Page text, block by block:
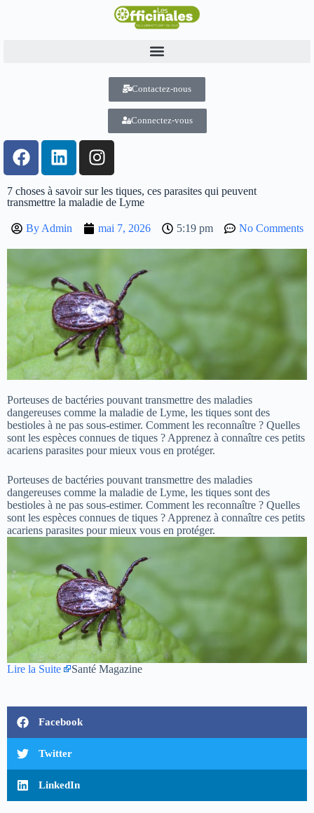
Contactez-nous
Connectez-vous
7 choses à savoir sur les tiques, ces parasites qui peuvent
transmettre la maladie de Lyme
ByAdmin mai 7, 2026 5:19 pm No Comments
Porteuses de bactéries pouvant transmettre des maladies
dangereuses comme la maladie de Lyme, les tiques sont des
bestioles à ne pas sous-estimer. Comment les reconnaître ? Quelles
sont les espèces connues de tiques ? Apprenez à connaître ces petits
acariens parasites pour mieux vous en protéger.
Porteuses de bactéries pouvant transmettre des maladies
dangereuses comme la maladie de Lyme, les tiques sont des
bestioles à ne pas sous-estimer. Comment les reconnaître ? Quelles
sont les espèces connues de tiques ? Apprenez à connaître ces petits
acariens parasites pour mieux vous en protéger.
Lire la Suite Santé Magazine
Facebook
Twitter
LinkedIn